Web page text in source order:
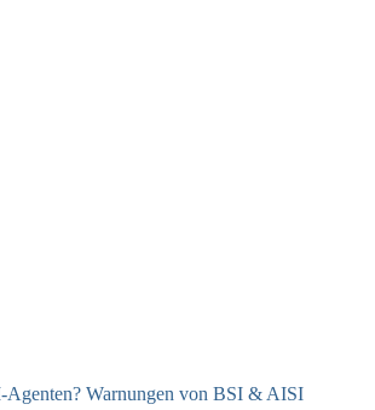
Warnungen von BSI & AISI